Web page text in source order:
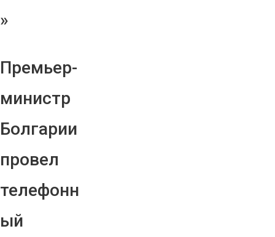
»
Премьер-
министр
Болгарии
провел
телефонн
ый